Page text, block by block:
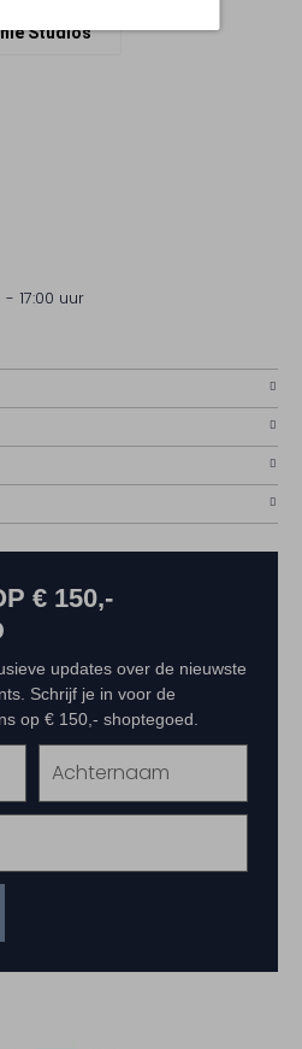
Studios
17:00 uur
€ 150,-
updates over de nieuwste
Schrijf je in voor de
op € 150,- shoptegoed.